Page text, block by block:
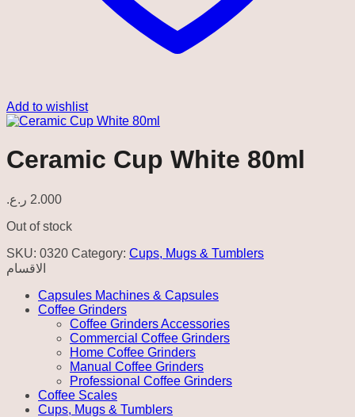
Add to wishlist
Ceramic Cup White 80ml
2.000 ر.ع.
Out of stock
SKU: 0320 Category: Cups, Mugs & Tumblers
الاقسام
Capsules Machines & Capsules
Coffee Grinders
Coffee Grinders Accessories
Commercial Coffee Grinders
Home Coffee Grinders
Manual Coffee Grinders
Professional Coffee Grinders
Coffee Scales
Cups, Mugs & Tumblers